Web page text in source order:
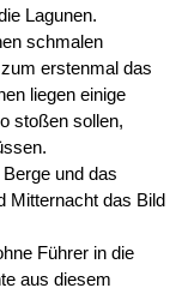
Lagunen.
schmalen
erstenmal das
liegen einige
stoßen sollen,
und das
Mitternacht das Bild
Führer in die
aus diesem